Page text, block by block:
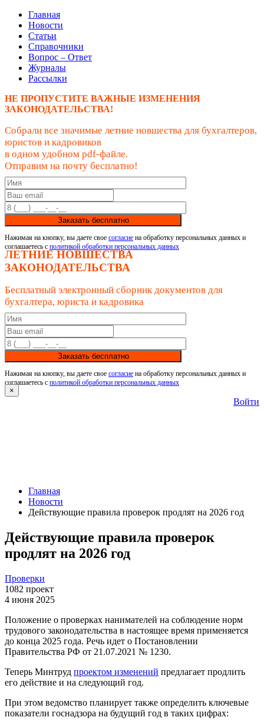
Главная
Новости
Статьи
Справочники
Вопрос – Ответ
Журналы
Рассылки
НЕ ПРОПУСТИТЕ ВАЖНЫЕ ИЗМЕНЕНИЯ
ЗАКОНОДАТЕЛЬСТВА!
Собрали все значимые летние новшества для бухгалтеров,
юристов и кадровиков
в одном удобном pdf-файле.
Отправим на почту бесплатно!
Заказать бесплатно
Нажимая на кнопку, вы даете свое согласие на обработку персональных данных и
соглашаетесь с политикой обработки персональных данных
ЛЕТНИЕ НОВШЕСТВА
ЗАКОНОДАТЕЛЬСТВА
Бесплатный электронный сборник документов для
бухгалтера, юриста и кадровика
Заказать бесплатно
Нажимая на кнопку, вы даете свое согласие на обработку персональных данных и
соглашаетесь с политикой обработки персональных данных
×
Войти
Главная
Новости
Действующие правила проверок продлят на 2026 год
Действующие правила проверок
продлят на 2026 год
Проверки
1082 проект
4 июня 2025
Положение о проверках нанимателей на соблюдение норм
трудового законодательства в настоящее время применяется
до конца 2025 года. Речь идет о Постановлении
Правительства РФ от 21.07.2021 № 1230.
Теперь Минтруд проектом изменений предлагает продлить
его действие и на следующий год.
При этом ведомство планирует также определить ключевые
показатели госнадзора на будущий год в таких цифрах: